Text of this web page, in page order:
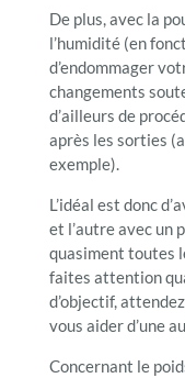
De plus, avec la
l’humidité (en
d’endommager
changements
d’ailleurs de
après les sorties
exemple).
L’idéal est donc
et l’autre avec un
quasiment toutes
faites attention
d’objectif,
vous aider d’une
Concernant le